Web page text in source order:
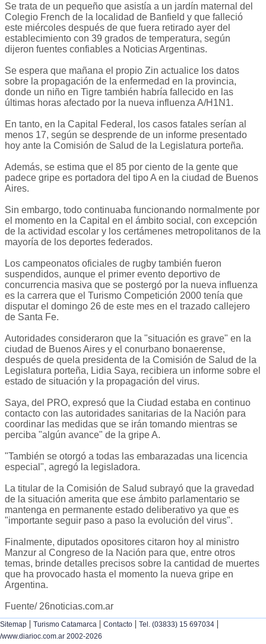
Se trata de un pequeño que asistía a un jardín maternal del
Colegio French de la localidad de Banfield y que falleció
este miércoles después de que fuera retirado ayer del
establecimiento con 39 grados de temperatura, según
dijeron fuentes confiables a Noticias Argentinas.
Se espera que mañana el propio Zin actualice los datos
sobre la propagación de la enfermedad en la provincia,
donde un niño en Tigre también habría fallecido en las
últimas horas afectado por la nueva influenza A/H1N1.
En tanto, en la Capital Federal, los casos fatales serían al
menos 17, según se desprende de un informe presentado
hoy ante la Comisión de Salud de la Legislatura porteña.
Además, se estima que el 85 por ciento de la gente que
padece gripe es portadora del tipo A en la ciudad de Buenos
Aires.
Sin embargo, todo continuaba funcionando normalmente por
el momento en la Capital en el ámbito social, con excepción
de la actividad escolar y los certámenes metropolitanos de la
mayoría de los deportes federados.
Los campeonatos oficiales de rugby también fueron
suspendidos, aunque el primer evento deportivo de
concurrencia masiva que se postergó por la nueva influenza
es la carrera que el Turismo Competición 2000 tenía que
disputar el domingo 26 de este mes en el trazado callejero
de Santa Fe.
Autoridades consideraron que la "situación es grave" en la
ciudad de Buenos Aires y el conurbano bonaerense,
después de quela presidenta de la Comisión de Salud de la
Legislatura porteña, Lidia Saya, recibiera un informe sobre el
estado de situación y la propagación del virus.
Saya, del PRO, expresó que la Ciudad estaba en continuo
contacto con las autoridades sanitarias de la Nación para
coordinar las medidas que se irán tomando mientras se
perciba "algún avance" de la gripe A.
"También se otorgó a todas las embarazadas una licencia
especial", agregó la legisladora.
La titular de la Comisión de Salud subrayó que la gravedad
de la situación amerita que ese ámbito parlamentario se
mantenga en permanente estado deliberativo ya que es
"importante seguir paso a paso la evolución del virus".
Finalmente, diputados opositores citaron hoy al ministro
Manzur al Congreso de la Nación para que, entre otros
temas, brinde detalles precisos sobre la cantidad de muertes
que ha provocado hasta el momento la nueva gripe en
Argentina.
Fuente/ 26noticias.com.ar
Sitemap | Turismo Catamarca | Contacto | Tel. (03833) 15 697034 |
/www.diarioc.com.ar 2002-2026